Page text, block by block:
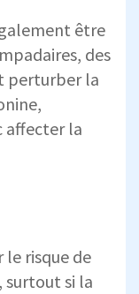
être
des
perturber la
affecter la
risque de
, surtout si la